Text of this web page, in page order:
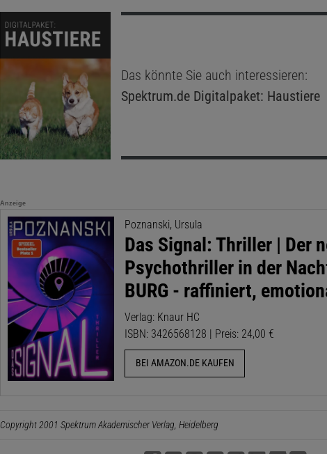
Das könnte Sie auch interessieren:
Spektrum.deDigitalpaket: Haustiere
Anzeige
Poznanski, Ursula
Das Signal: Thriller | Der
Psychothriller in der
BURG - raffiniert,
Verlag: Knaur HC
ISBN: 3426568128 | Preis: 24,00 €
BEI AMAZON.DE KAUFEN
Copyright 2001 Spektrum Akademischer Verlag, Heidelberg